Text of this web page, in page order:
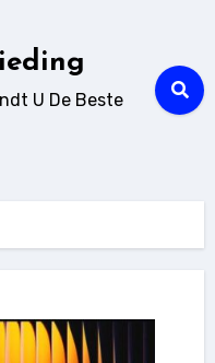
U De Beste